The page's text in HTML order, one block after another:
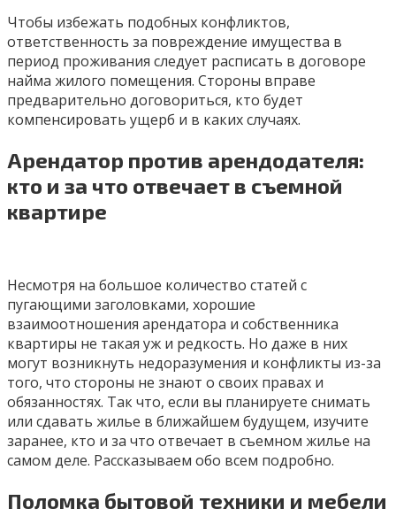
Чтобы избежать подобных конфликтов,
ответственность за повреждение имущества в
период проживания следует расписать в договоре
найма жилого помещения. Стороны вправе
предварительно договориться, кто будет
компенсировать ущерб и в каких случаях.
Арендатор против арендодателя:
кто и за что отвечает в съемной
квартире
Несмотря на большое количество статей с
пугающими заголовками, хорошие
взаимоотношения арендатора и собственника
квартиры не такая уж и редкость. Но даже в них
могут возникнуть недоразумения и конфликты из-за
того, что стороны не знают о своих правах и
обязанностях. Так что, если вы планируете снимать
или сдавать жилье в ближайшем будущем, изучите
заранее, кто и за что отвечает в съемном жилье на
самом деле. Рассказываем обо всем подробно.
Поломка бытовой техники и мебели